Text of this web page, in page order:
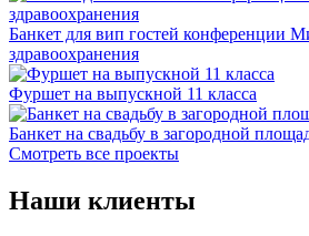
Банкет для вип гостей конференции
здравоохранения
Фуршет на выпускной 11 класса
Банкет на свадьбу в загородной
Смотреть все проекты
Наши клиенты